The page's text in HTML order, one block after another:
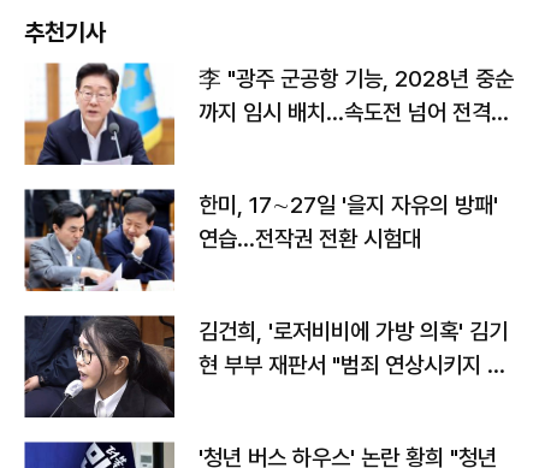
추천기사
李 "광주 군공항 기능, 2028년 중순
까지 임시 배치…속도전 넘어 전격
한미, 17∼27일 '을지 자유의 방패'
연습…전작권 전환 시험대
김건희, '로저비비에 가방 의혹' 김기
현 부부 재판서 "범죄 연상시키지 말
'청년 버스 하우스' 논란 황희 "청년